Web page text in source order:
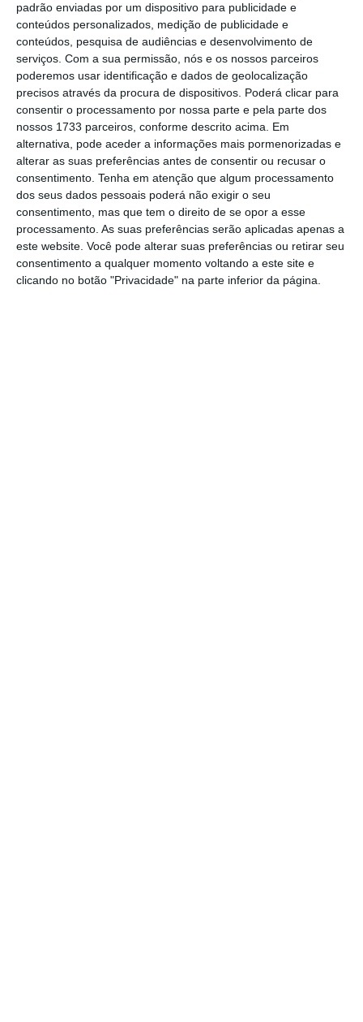
padrão enviadas por um dispositivo para publicidade e
conteúdos personalizados, medição de publicidade e
conteúdos, pesquisa de audiências e desenvolvimento de
serviços. Com a sua permissão, nós e os nossos parceiros
poderemos usar identificação e dados de geolocalização
precisos através da procura de dispositivos. Poderá clicar para
consentir o processamento por nossa parte e pela parte dos
nossos 1733 parceiros, conforme descrito acima. Em
alternativa, pode aceder a informações mais pormenorizadas e
alterar as suas preferências antes de consentir ou recusar o
consentimento. Tenha em atenção que algum processamento
dos seus dados pessoais poderá não exigir o seu
consentimento, mas que tem o direito de se opor a esse
processamento. As suas preferências serão aplicadas apenas a
este website. Você pode alterar suas preferências ou retirar seu
consentimento a qualquer momento voltando a este site e
clicando no botão "Privacidade" na parte inferior da página.